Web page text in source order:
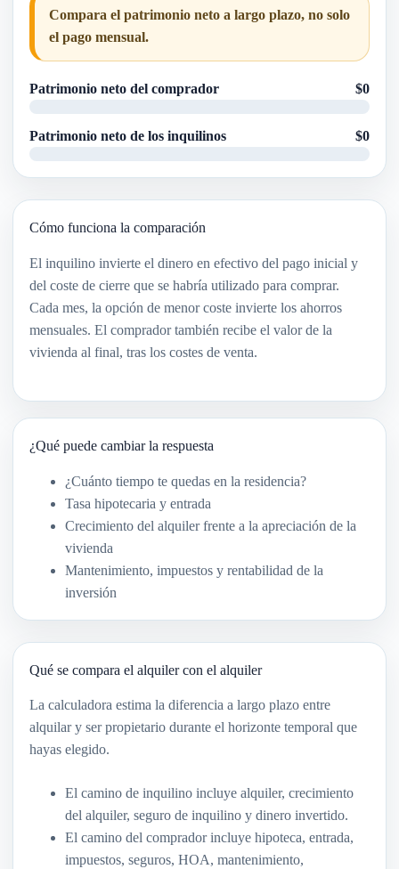
Compara el patrimonio neto a largo plazo, no solo
el pago mensual.
Patrimonio neto del comprador $0
Patrimonio neto de los inquilinos $0
Cómo funciona la comparación
El inquilino invierte el dinero en efectivo del pago inicial y
del coste de cierre que se habría utilizado para comprar.
Cada mes, la opción de menor coste invierte los ahorros
mensuales. El comprador también recibe el valor de la
vivienda al final, tras los costes de venta.
¿Qué puede cambiar la respuesta
¿Cuánto tiempo te quedas en la residencia?
Tasa hipotecaria y entrada
Crecimiento del alquiler frente a la apreciación de la
vivienda
Mantenimiento, impuestos y rentabilidad de la
inversión
Qué se compara el alquiler con el alquiler
La calculadora estima la diferencia a largo plazo entre
alquilar y ser propietario durante el horizonte temporal que
hayas elegido.
El camino de inquilino incluye alquiler, crecimiento
del alquiler, seguro de inquilino y dinero invertido.
El camino del comprador incluye hipoteca, entrada,
impuestos, seguros, HOA, mantenimiento,